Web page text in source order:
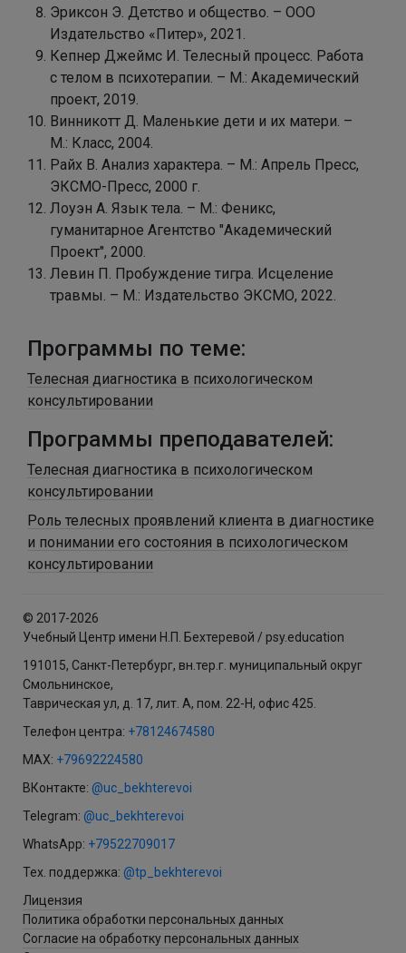
Эриксон Э. Детство и общество. – ООО
Издательство «Питер», 2021.
Кепнер Джеймс И. Телесный процесс. Работа
с телом в психотерапии. – М.: Академический
проект, 2019.
Винникотт Д. Маленькие дети и их матери. –
М.: Класс, 2004.
Райх В. Анализ характера. – М.: Апрель Пресс,
ЭКСМО-Пресс, 2000 г.
Лоуэн А. Язык тела. – М.: Феникс,
гуманитарное Агентство "Академический
Проект", 2000.
Левин П. Пробуждение тигра. Исцеление
травмы. – М.: Издательство ЭКСМО, 2022.
Программы по теме:
Телесная диагностика в психологическом
консультировании
Программы преподавателей:
Телесная диагностика в психологическом
консультировании
Роль телесных проявлений клиента в диагностике
и понимании его состояния в психологическом
консультировании
© 2017-2026
Учебный Центр имени Н.П. Бехтеревой / psy.education
191015, Санкт-Петербург, вн.тер.г. муниципальный округ
Смольнинское,
Таврическая ул, д. 17, лит. А, пом. 22-Н, офис 425.
Телефон центра: +78124674580
MAX: +79692224580
ВКонтакте: @uc_bekhterevoi
Telegram: @uc_bekhterevoi
WhatsApp: +79522709017
Тех. поддержка: @tp_bekhterevoi
Лицензия
Политика обработки персональных данных
Согласие на обработку персональных данных